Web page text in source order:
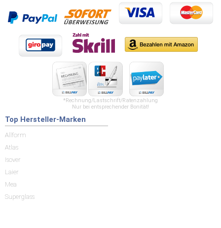
*Rechnung/Lastschrift/Ratenzahlung
Nur bei entsprechender Bonität!
Top Hersteller-Marken
Allform
Atlas
Isover
Laier
Mea
Superglass